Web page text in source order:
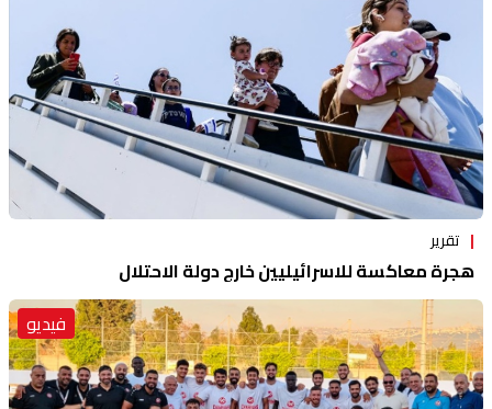
تقرير
هجرة معاكسة للاسرائيليين خارج دولة الاحتلال
فيديو